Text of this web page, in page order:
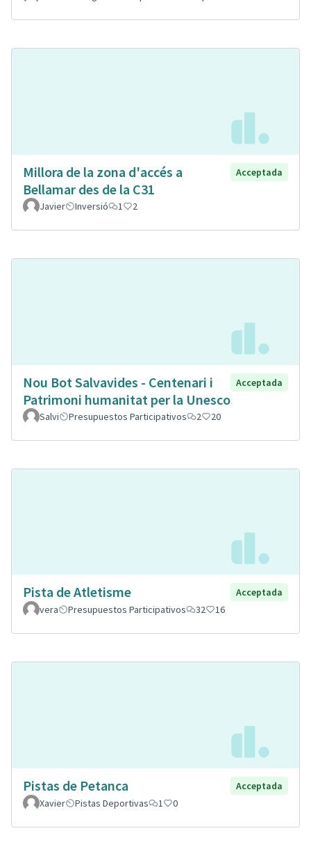
Millora de la zona d'accés a
Bellamar des de la C31
Acceptada
Javier Inversió 1 2
Nou Bot Salvavides - Centenari i
Patrimoni humanitat per la Unesco
Acceptada
Salvi Presupuestos Participativos 2 20
Pista de Atletisme
Acceptada
vera
Presupuestos Participativos 32 16
Pistas de Petanca
Acceptada
Xavier
Pistas Deportivas 1 0